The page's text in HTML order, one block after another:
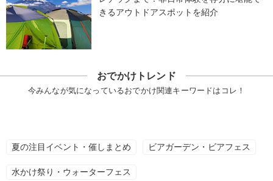
きるアウトドアスポットを紹介
おでかけトレンド
今みんなが気になっているおでかけ関連キーワードはコレ！
夏の注目イベント・催しまとめ ビアガーデン・ビアフェス
水かけ祭り・ウォーターフェス